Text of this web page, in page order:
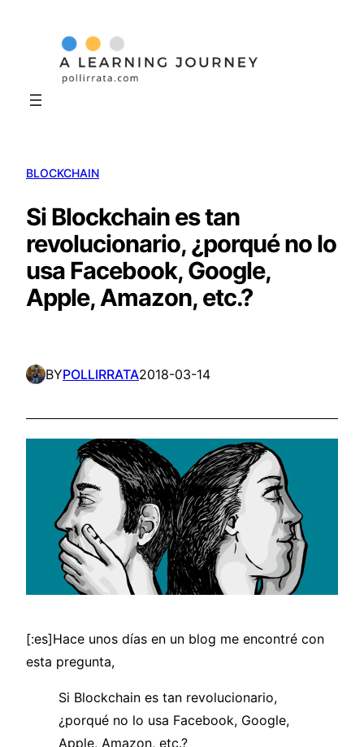
BLOCKCHAIN
Si Blockchain es tan
revolucionario, ¿porqué no lo
usa Facebook, Google,
Apple, Amazon, etc.?
BYPOLLIRRATA2018-03-14
[:es]Hace unos días en un blog me encontré con
esta pregunta,
Si Blockchain es tan revolucionario,
¿porqué no lo usa Facebook, Google,
Apple, Amazon, etc.?